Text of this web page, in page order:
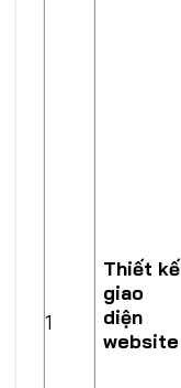
1
Thiết kế
giao
diện
website